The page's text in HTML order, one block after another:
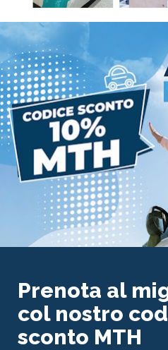
Prenota al
col nostro
sconto MTH